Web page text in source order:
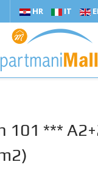
HR IT
101 ***